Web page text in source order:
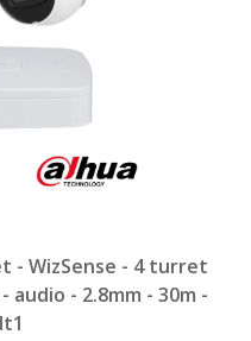
- WizSense - 4 turret
- 2.8mm - 30m -